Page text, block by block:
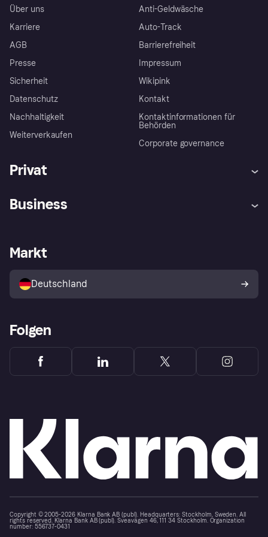
Über uns
Karriere
AGB
Presse
Sicherheit
Datenschutz
Nachhaltigkeit
Weiterverkaufen
Anti-Geldwäsche
Auto-Track
Barrierefreiheit
Impressum
Wikipink
Kontakt
Kontaktinformationen für
Behörden
Corporate governance
Privat
Klarna App
Shops entdecken
Käuferschutzrichtlinie
Dein Widerrufsrecht
Business
Händlerportal
Markt
Deutschland
Folgen
Copyright © 2005-2026 Klarna Bank AB (publ). Headquarters: Stockholm, Sweden. All
rights reserved. Klarna Bank AB (publ). Sveavägen 46, 111 34 Stockholm. Organization
number: 556737-0431